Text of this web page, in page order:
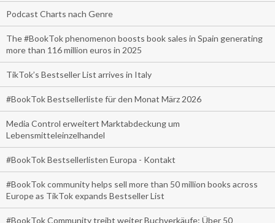
Podcast Charts nach Genre
The #BookTok phenomenon boosts book sales in Spain generating
more than 116 million euros in 2025
TikTok’s Bestseller List arrives in Italy
#BookTok Bestsellerliste für den Monat März 2026
Media Control erweitert Marktabdeckung um
Lebensmitteleinzelhandel
#BookTok Bestsellerlisten Europa - Kontakt
#BookTok community helps sell more than 50 million books across
Europe as TikTok expands Bestseller List
#BookTok Community treibt weiter Buchverkäufe: Über 50